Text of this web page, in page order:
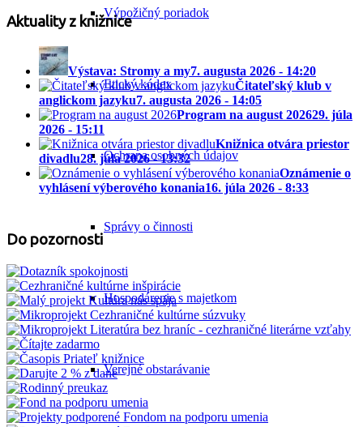
Výpožičný poriadok
Etický kódex
Ochrana osobných údajov
Správy o činnosti
Hospodárenie s majetkom
Verejné obstarávanie
Aktuality z knižnice
Výstava: Stromy a my7. augusta 2026 - 14:20
Čitateľský klub v
anglickom jazyku7. augusta 2026 - 14:05
Program na august 202629. júla
2026 - 15:11
Knižnica otvára priestor
divadlu28. júla 2026 - 13:32
Oznámenie o
vyhlásení výberového konania16. júla 2026 - 8:33
Do pozornosti